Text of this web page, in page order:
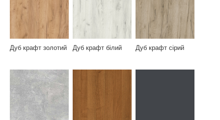
Дуб крафт золотий Дуб крафт білий Дуб крафт сірий